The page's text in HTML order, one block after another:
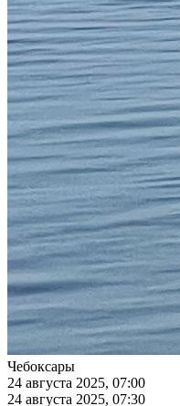
Чебоксары
24 августа 2025, 07:00
24 августа 2025, 07:30